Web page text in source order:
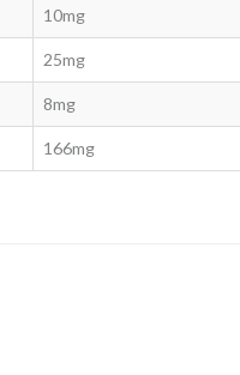
10mg
25mg
8mg
166mg